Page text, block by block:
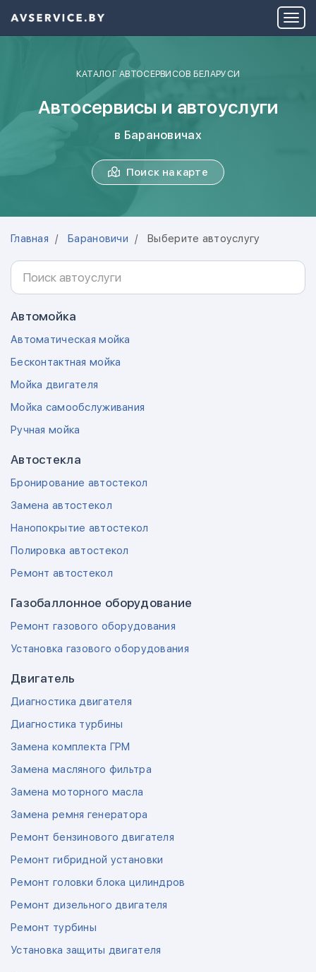
КАТАЛОГ АВТОСЕРВИСОВ БЕЛАРУСИ
Автосервисы и автоуслуги
в Барановичах
Поиск на карте
Главная Барановичи Выберите автоуслугу
Автомойка
Автоматическая мойка
Бесконтактная мойка
Мойка двигателя
Мойка самообслуживания
Ручная мойка
Автостекла
Бронирование автостекол
Замена автостекол
Нанопокрытие автостекол
Полировка автостекол
Ремонт автостекол
Газобаллонное оборудование
Ремонт газового оборудования
Установка газового оборудования
Двигатель
Диагностика двигателя
Диагностика турбины
Замена комплекта ГРМ
Замена масляного фильтра
Замена моторного масла
Замена ремня генератора
Ремонт бензинового двигателя
Ремонт гибридной установки
Ремонт головки блока цилиндров
Ремонт дизельного двигателя
Ремонт турбины
Установка защиты двигателя